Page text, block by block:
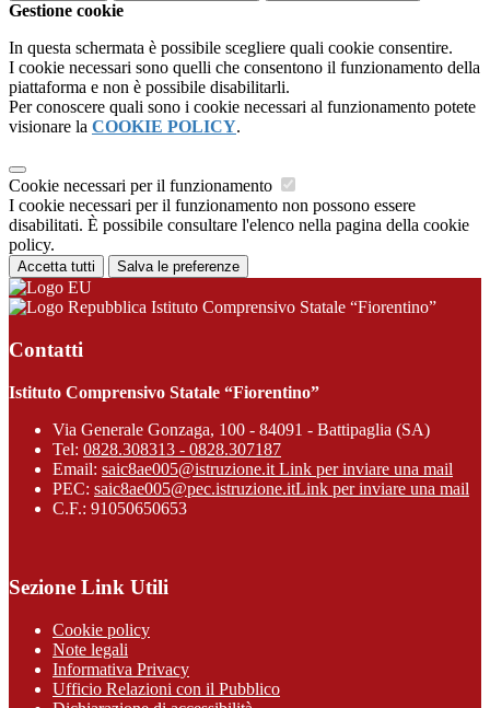
Gestione cookie
In questa schermata è possibile scegliere quali cookie consentire.
I cookie necessari sono quelli che consentono il funzionamento della
piattaforma e non è possibile disabilitarli.
Per conoscere quali sono i cookie necessari al funzionamento potete
visionare la COOKIE POLICY.
Cookie necessari per il funzionamento
I cookie necessari per il funzionamento non possono essere
disabilitati. È possibile consultare l'elenco nella pagina della cookie
policy.
Accetta tutti Salva le preferenze
Istituto Comprensivo Statale “Fiorentino”
Contatti
Istituto Comprensivo Statale “Fiorentino”
Via Generale Gonzaga, 100 - 84091 - Battipaglia (SA)
Tel: 0828.308313 - 0828.307187
Email: saic8ae005@istruzione.it Link per inviare una mail
PEC: saic8ae005@pec.istruzione.itLink per inviare una mail
C.F.: 91050650653
Sezione Link Utili
Cookie policy
Note legali
Informativa Privacy
Ufficio Relazioni con il Pubblico